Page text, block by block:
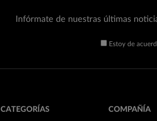
Infórmate de nuestras últimas
Estoy de
CATEGORÍAS COMPAÑÍA